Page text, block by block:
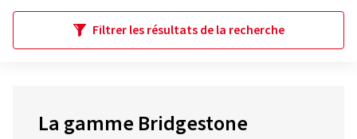
Filtrer les résultats de la recherche
La gamme Bridgestone